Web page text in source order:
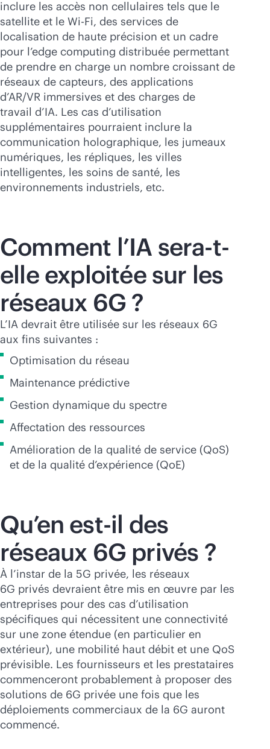
inclure les accès non cellulaires tels que le
satellite et le Wi-Fi, des services de
localisation de haute précision et un cadre
pour l’edge computing distribuée permettant
de prendre en charge un nombre croissant de
réseaux de capteurs, des applications
d’AR/VR immersives et des charges de
travail d’IA. Les cas d’utilisation
supplémentaires pourraient inclure la
communication holographique, les jumeaux
numériques, les répliques, les villes
intelligentes, les soins de santé, les
environnements industriels, etc.
Comment l’IA sera-t-
elle exploitée sur les
réseaux 6G ?
L’IA devrait être utilisée sur les réseaux 6G
aux fins suivantes :
Optimisation du réseau
Maintenance prédictive
Gestion dynamique du spectre
Affectation des ressources
Amélioration de la qualité de service (QoS)
et de la qualité d’expérience (QoE)
Qu’en est-il des
réseaux 6G privés ?
À l’instar de la 5G privée, les réseaux
6G privés devraient être mis en œuvre par les
entreprises pour des cas d’utilisation
spécifiques qui nécessitent une connectivité
sur une zone étendue (en particulier en
extérieur), une mobilité haut débit et une QoS
prévisible. Les fournisseurs et les prestataires
commenceront probablement à proposer des
solutions de 6G privée une fois que les
déploiements commerciaux de la 6G auront
commencé.